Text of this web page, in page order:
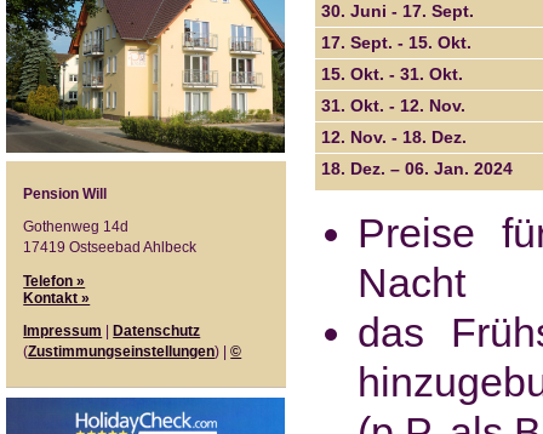
Pension Will
Gothenweg 14d
17419 Ostseebad Ahlbeck
Telefon »
Kontakt »
Impressum
Datenschutz
(Zustimmungseinstellungen) |©
30. Juni - 17. Sept.
17. Sept. - 15. Okt.
15. Okt. - 31. Okt.
31. Okt. - 12. Nov.
12. Nov. - 18. Dez.
18. Dez. – 06. Jan. 2024
Preise
Nacht
das